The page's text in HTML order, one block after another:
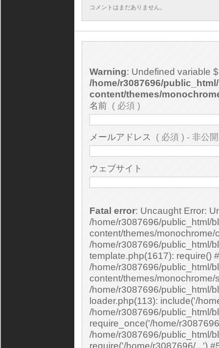
コメントはまだありません。
Warning : Undefined variable
/home/r3087696/
content/themes/
名前 ( 必須 )
メールアドレス ( 必須 ) - 非公
ウェブサイト
Fatal error: Uncaught Error: Undefined constant "cs_print_smilies" in
/home/r3087696/public_html/
content/themes/
/home/r3087696/public_html/
template.php(1617): require()
/home/r3087696/public_html/
content/themes/
/home/r3087696/public_html/
loader.php(113): include('/
/home/r3087696/public_html/
require_once('/home/
/home/r3087696/public_html/